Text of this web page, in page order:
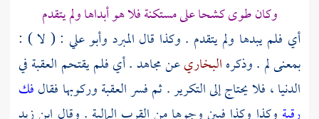
وكان طوى كشحا على مستكنة فلا هو أبداها ولم يتقدم
أي فلم يبدها ولم يتقدم . وكذا قال المبرد وأبو علي : ( لا ) :
بمعنى لم . وذكرهالبخاريعنمجاهد. أي فلم يقتحم العقبة في
الدنيا ، فلا يحتاج إلى التكرير . ثم فسر العقبة وركوبها فقالفك